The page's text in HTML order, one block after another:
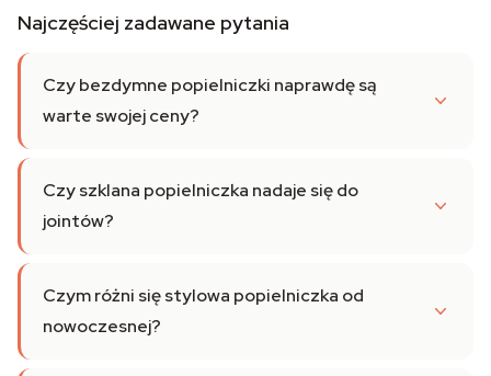
Najczęściej zadawane pytania
Czy bezdymne popielniczki naprawdę są
warte swojej ceny?
Czy szklana popielniczka nadaje się do
jointów?
Czym różni się stylowa popielniczka od
nowoczesnej?